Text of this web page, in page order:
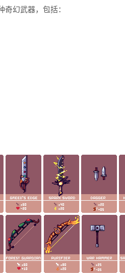
奇幻武器，包括：